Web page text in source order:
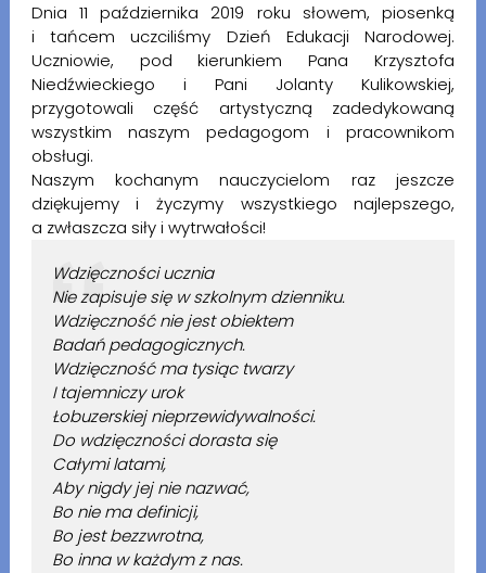
Dnia 11 października 2019 roku słowem, piosenką
i tańcem uczciliśmy Dzień Edukacji Narodowej.
Uczniowie, pod kierunkiem Pana Krzysztofa
Niedźwieckiego i Pani Jolanty Kulikowskiej,
przygotowali część artystyczną zadedykowaną
wszystkim naszym pedagogom i pracownikom
obsługi.
Naszym kochanym nauczycielom raz jeszcze
dziękujemy i życzymy wszystkiego najlepszego,
a zwłaszcza siły i wytrwałości!
Wdzięczności ucznia
Nie zapisuje się w szkolnym dzienniku.
Wdzięczność nie jest obiektem
Badań pedagogicznych.
Wdzięczność ma tysiąc twarzy
I tajemniczy urok
Łobuzerskiej nieprzewidywalności.
Do wdzięczności dorasta się
Całymi latami,
Aby nigdy jej nie nazwać,
Bo nie ma definicji,
Bo jest bezzwrotna,
Bo inna w każdym z nas.